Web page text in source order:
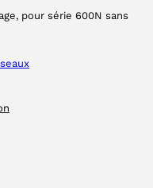
pour série 600N sans